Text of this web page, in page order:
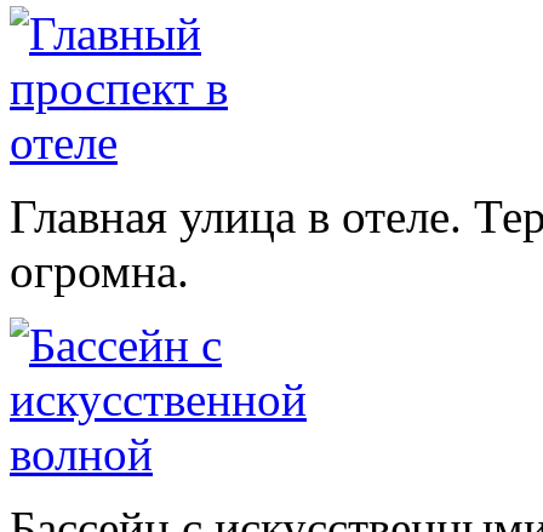
Главная улица в отеле.
огромна.